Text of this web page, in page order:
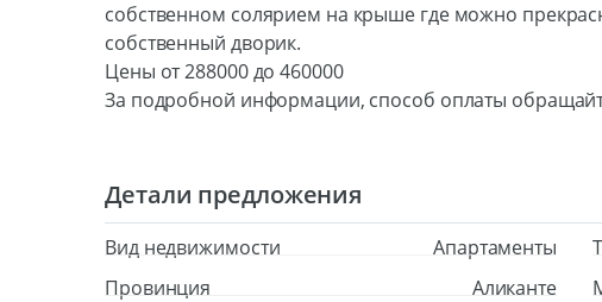
собственном солярием на крыше где можно
собственный дворик.
Цены от 288000 до 460000
За подробной информации, способ оплаты
Детали предложения
Вид недвижимости Апартаменты
Провинция
Аликанте